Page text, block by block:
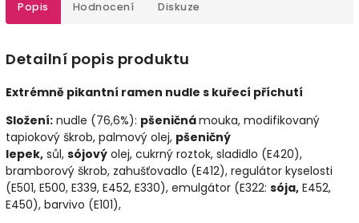
Popis Hodnocení Diskuze
Detailní popis produktu
Extrémně pikantní ramen nudle s kuřecí příchutí
Složení: nudle (76,6%): pšeničnámouka, modifikovaný
tapiokový škrob, palmový olej, pšeničný
lepek, sůl, sójový olej, cukrný roztok, sladidlo (E420),
bramborový škrob, zahušťovadlo (E412), regulátor kyselosti
(E501, E500, E339, E452, E330), emulgátor (E322: sója, E452,
E450), barvivo (E101),